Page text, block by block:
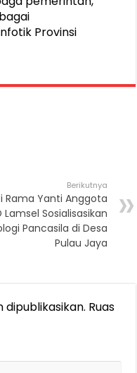
Provinsi
Berikutnya
Rama Yanti Anggota
Lamsel Sosialisasikan
Pancasila di Desa
Pulau Jaya
Ruas